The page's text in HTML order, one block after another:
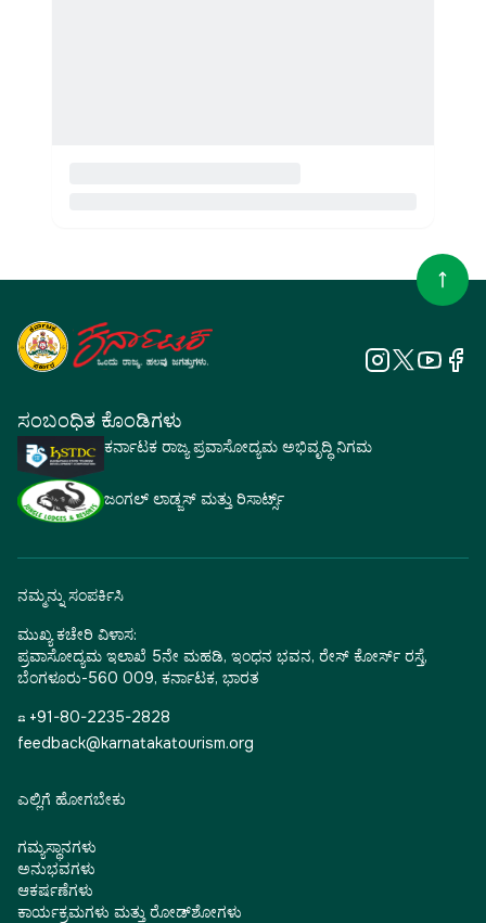
ಸಂಬಂಧಿತ ಕೊಂಡಿಗಳು
ಕರ್ನಾಟಕ ರಾಜ್ಯ ಪ್ರವಾಸೋದ್ಯಮ ಅಭಿವೃದ್ಧಿ ನಿಗಮ
ಜಂಗಲ್ ಲಾಡ್ಜಸ್ ಮತ್ತು ರಿಸಾರ್ಟ್ಸ್
ನಮ್ಮನ್ನು ಸಂಪರ್ಕಿಸಿ
ಮುಖ್ಯ ಕಚೇರಿ ವಿಳಾಸ:
ಪ್ರವಾಸೋದ್ಯಮ ಇಲಾಖೆ 5ನೇ ಮಹಡಿ, ಇಂಧನ ಭವನ, ರೇಸ್ ಕೋರ್ಸ್ ರಸ್ತೆ,
ಬೆಂಗಳೂರು-560 009, ಕರ್ನಾಟಕ, ಭಾರತ
☎ +91-80-2235-2828
feedback@karnatakatourism.org
ಎಲ್ಲಿಗೆ ಹೋಗಬೇಕು
ಗಮ್ಯಸ್ಥಾನಗಳು
ಅನುಭವಗಳು
ಆಕರ್ಷಣೆಗಳು
ಕಾರ್ಯಕ್ರಮಗಳು ಮತ್ತು ರೋಡ್‌ಶೋಗಳು